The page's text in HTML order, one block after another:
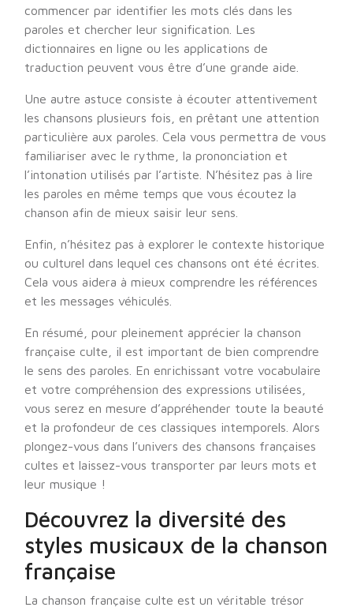
commencer par identifier les mots clés dans les
paroles et chercher leur signification. Les
dictionnaires en ligne ou les applications de
traduction peuvent vous être d’une grande aide.
Une autre astuce consiste à écouter attentivement
les chansons plusieurs fois, en prêtant une attention
particulière aux paroles. Cela vous permettra de vous
familiariser avec le rythme, la prononciation et
l’intonation utilisés par l’artiste. N’hésitez pas à lire
les paroles en même temps que vous écoutez la
chanson afin de mieux saisir leur sens.
Enfin, n’hésitez pas à explorer le contexte historique
ou culturel dans lequel ces chansons ont été écrites.
Cela vous aidera à mieux comprendre les références
et les messages véhiculés.
En résumé, pour pleinement apprécier la chanson
française culte, il est important de bien comprendre
le sens des paroles. En enrichissant votre vocabulaire
et votre compréhension des expressions utilisées,
vous serez en mesure d’appréhender toute la beauté
et la profondeur de ces classiques intemporels. Alors
plongez-vous dans l’univers des chansons françaises
cultes et laissez-vous transporter par leurs mots et
leur musique !
Découvrez la diversité des
styles musicaux de la chanson
française
La chanson française culte est un véritable trésor